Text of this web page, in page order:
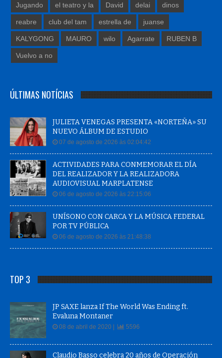
Jugando el teatro y la David delai dinos
reabre club del tam estrella de juanse
KALYGONG MAURO wilo Agarrate RUBEN B
Vuelvo a no
ÚLTIMAS NOTÍCIAS
JULIETA VENEGAS PRESENTA «NORTEÑA» SU
NUEVO ÁLBUM DE ESTUDIO
07 de agosto de 2026 às 02:04:42
ACTIVIDADES PARA CONMEMORAR EL DÍA
DEL REALIZADOR Y LA REALIZADORA
AUDIOVISUAL MARPLATENSE
06 de agosto de 2026 às 22:15:06
UNÍSONO CON CARCA Y LA MÚSICA FEDERAL
POR TV PÚBLICA
06 de agosto de 2026 às 21:48:38
TOP 3
JP SAXE lanza If The World Was Ending ft.
Evaluna Montaner
08 de abril de 2020 | 5596
Claudio Basso celebra 20 años de Operación